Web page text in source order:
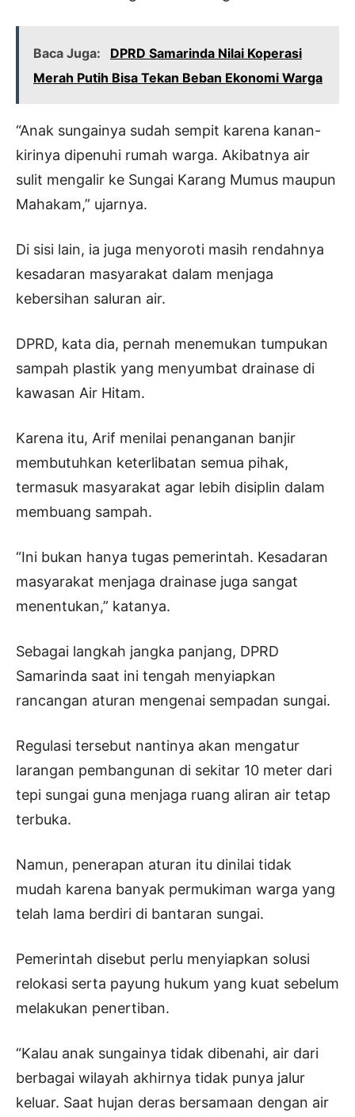
Baca Juga:
DPRD Samarinda Nilai Koperasi
Merah Putih Bisa Tekan Beban Ekonomi Warga
“Anak sungainya sudah sempit karena kanan-
kirinya dipenuhi rumah warga. Akibatnya air
sulit mengalir ke Sungai Karang Mumus maupun
Mahakam,” ujarnya.
Di sisi lain, ia juga menyoroti masih rendahnya
kesadaran masyarakat dalam menjaga
kebersihan saluran air.
DPRD, kata dia, pernah menemukan tumpukan
sampah plastik yang menyumbat drainase di
kawasan Air Hitam.
Karena itu, Arif menilai penanganan banjir
membutuhkan keterlibatan semua pihak,
termasuk masyarakat agar lebih disiplin dalam
membuang sampah.
“Ini bukan hanya tugas pemerintah. Kesadaran
masyarakat menjaga drainase juga sangat
menentukan,” katanya.
Sebagai langkah jangka panjang, DPRD
Samarinda saat ini tengah menyiapkan
rancangan aturan mengenai sempadan sungai.
Regulasi tersebut nantinya akan mengatur
larangan pembangunan di sekitar 10 meter dari
tepi sungai guna menjaga ruang aliran air tetap
terbuka.
Namun, penerapan aturan itu dinilai tidak
mudah karena banyak permukiman warga yang
telah lama berdiri di bantaran sungai.
Pemerintah disebut perlu menyiapkan solusi
relokasi serta payung hukum yang kuat sebelum
melakukan penertiban.
“Kalau anak sungainya tidak dibenahi, air dari
berbagai wilayah akhirnya tidak punya jalur
keluar. Saat hujan deras bersamaan dengan air